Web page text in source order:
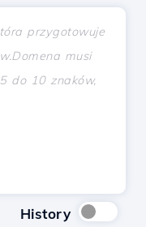
History